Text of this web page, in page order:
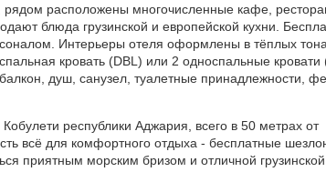
расположены многочисленные кафе,
блюда грузинской и европейской кухни.
Интерьеры отеля оформлены в тёплых
кровать (DBL) или 2 односпальные кровати
душ, санузел, туалетные принадлежности,
республики Аджария, всего в 50 метрах от
всё для комфортного отдыха - бесплатные
приятным морским бризом и отличной грузинской